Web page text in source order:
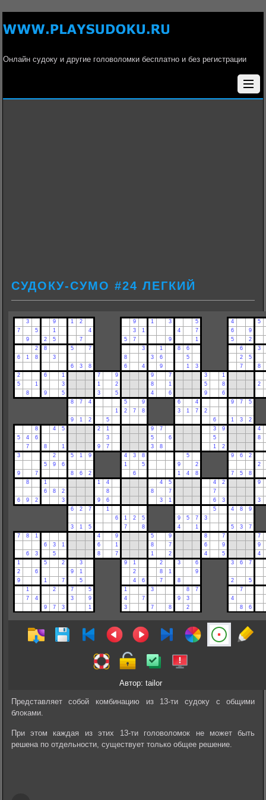
Онлайн судоку и другие головоломки бесплатно и без регистрации
СУДОКУ-СУМО #24 ЛЕГКИЙ
Автор: tailor
Представляет собой комбинацию из 13-ти судоку с общими
блоками.
При этом каждая из этих 13-ти головоломок не может быть
решена по отдельности, существует только общее решение.